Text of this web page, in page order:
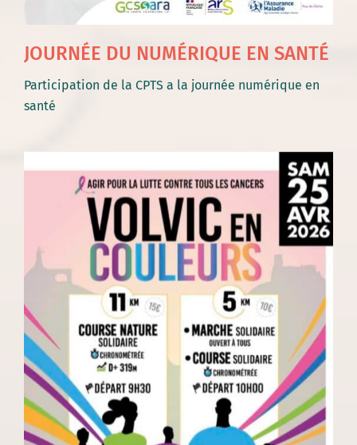
JOURNÉE DU NUMÉRIQUE EN SANTÉ
Participation de la CPTS a la journée numérique en
santé